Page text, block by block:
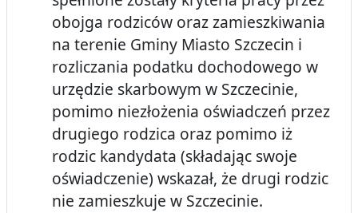
obojga rodziców oraz zamieszkiwania
na terenie Gminy Miasto Szczecin i
rozliczania podatku dochodowego w
urzędzie skarbowym w Szczecinie,
pomimo niezłożenia oświadczeń przez
drugiego rodzica oraz pomimo iż
rodzic kandydata (składając swoje
oświadczenie) wskazał, że drugi rodzic
nie zamieszkuje w Szczecinie.